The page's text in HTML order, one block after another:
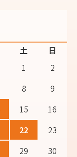
土
日
1
2
8
9
15
16
22
23
29
30